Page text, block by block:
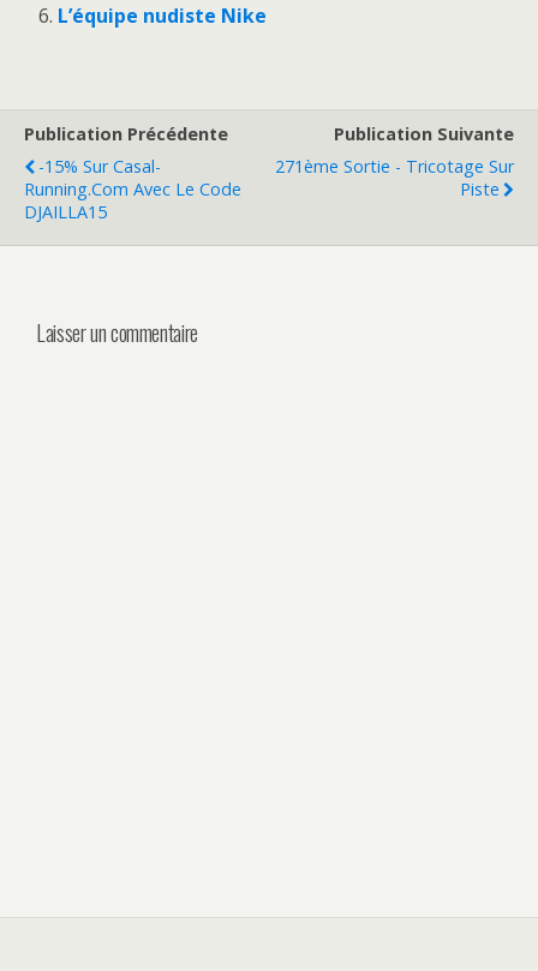
L’équipe nudiste Nike
Publication Précédente
-15% Sur Casal-
Running.com Avec Le Code
DJAILLA15
Publication Suivante
271ème Sortie - Tricotage Sur
Piste
Laisser un commentaire